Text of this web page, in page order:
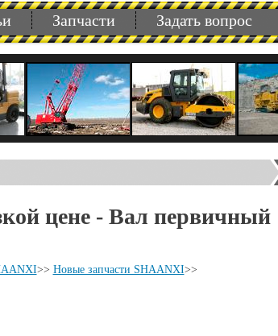
Запчасти Задать вопрос
цене - Вал первичный
>> Новые запчасти SHAANXI>>